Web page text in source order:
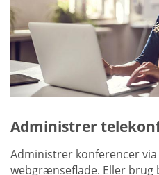
Administrer
Administrer konferencer
webgrænseflade. Eller brug